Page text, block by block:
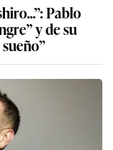
Pablo
y de su